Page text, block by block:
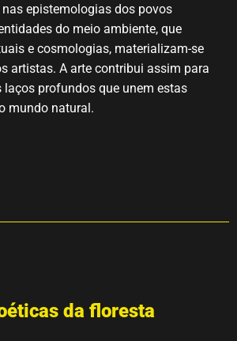
epistemologias dos povos
do meio ambiente, que
e cosmologias, materializam-se
artistas. A arte contribui assim para
laços profundos que unem estas
mundo natural.
da floresta